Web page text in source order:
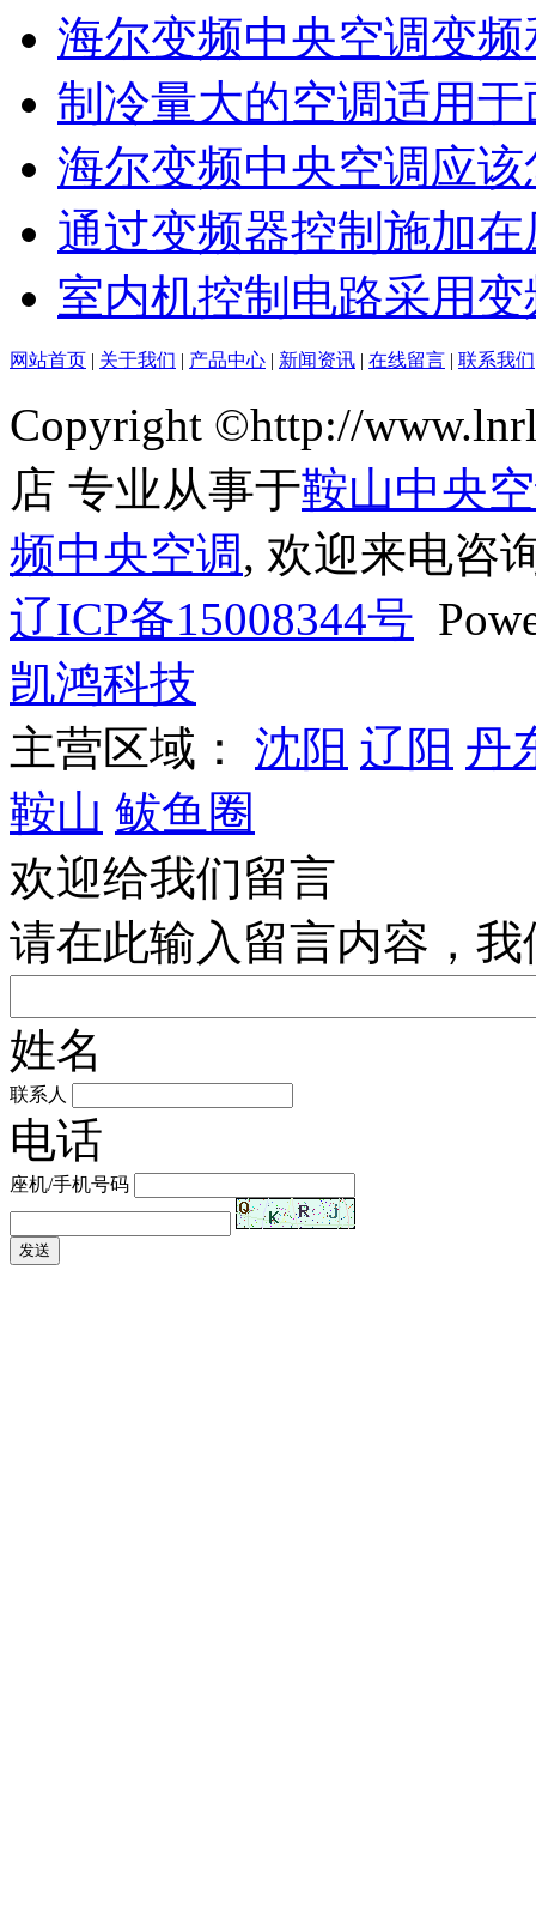
海尔变频中央空调变
制冷量大的空调适用
海尔变频中央空调应
通过变频器控制施加
室内机控制电路采用
网站首页 | 关于我们 | 产品中心 | 新闻资讯 | 在线留言 | 联系我们
Copyright ©http://
店 专业从事于鞍山中央
频中央空调, 欢迎来电咨
辽ICP备15008344号
凯鸿科技
主营区域： 沈阳 辽阳 丹
鞍山 鲅鱼圈
欢迎给我们留言
请在此输入留言内容，
姓名
联系人
电话
座机/手机号码